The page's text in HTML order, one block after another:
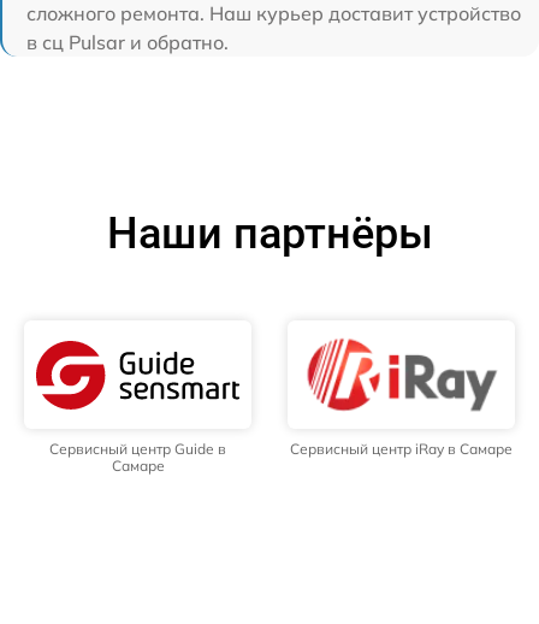
сложного ремонта. Наш курьер доставит устройство
в сц Pulsar и обратно.
Наши партнёры
Сервисный центр Guide в
Самаре
Сервисный центр iRay в Самаре